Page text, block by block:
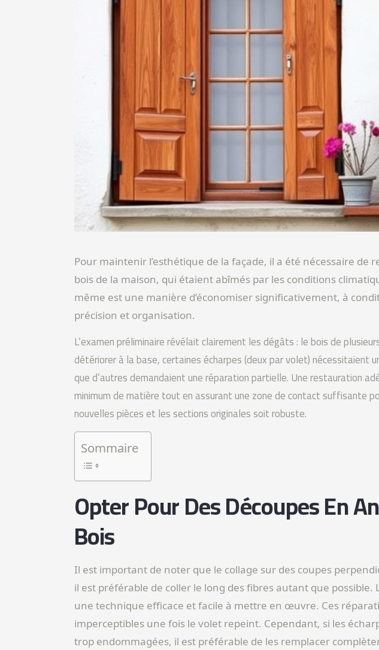
Pour maintenir l’esthétique de la façade, il a été nécessaire de
bois de la maison, qui étaient abîmés par les conditions
même est une manière d’économiser significativement, à
précision et organisation.
L’examen préliminaire révélait clairement les dégâts : le bois de
détériorer à la base, certaines écharpes (deux par volet) nécessitaient
que d’autres demandaient une réparation partielle. Une restauration
minimum de matière tout en assurant une zone de contact suffisante
nouvelles pièces et les sections originales soit robuste.
Sommaire
Opter Pour Des Découpes En
Bois
Il est important de noter que le collage sur des coupes
il est préférable de coller le long des fibres autant que possible.
une technique efficace et facile à mettre en œuvre. Ces
imperceptibles une fois le volet repeint. Cependant, si les
trop endommagées, il est préférable de les remplacer